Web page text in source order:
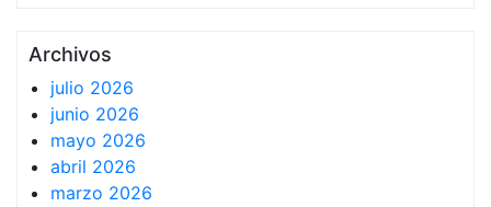
Archivos
julio 2026
junio 2026
mayo 2026
abril 2026
marzo 2026